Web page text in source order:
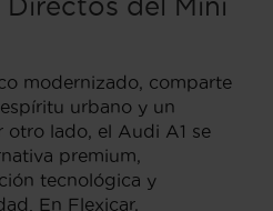
modernizado, comparte
urbano y un
otro lado, el Audi A1 se
premium,
tecnológica y
En Flexicar,